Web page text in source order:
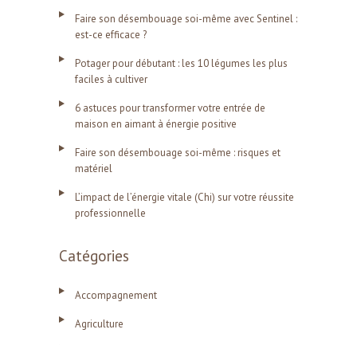
Faire son désembouage soi-même avec Sentinel :
est-ce efficace ?
Potager pour débutant : les 10 légumes les plus
faciles à cultiver
6 astuces pour transformer votre entrée de
maison en aimant à énergie positive
Faire son désembouage soi-même : risques et
matériel
L’impact de l’énergie vitale (Chi) sur votre réussite
professionnelle
Catégories
Accompagnement
Agriculture